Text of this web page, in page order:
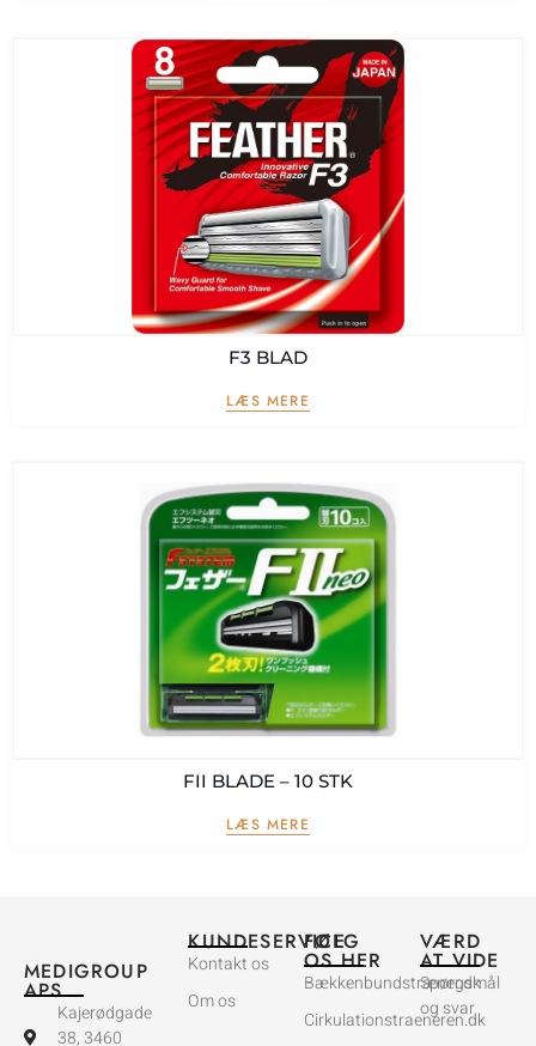
F3 BLAD
LÆS MERE
FII BLADE – 10 STK
LÆS MERE
MEDIGROUP
APS
Kajerødgade
38, 3460
KUNDESERVICE
Kontakt os
Om os
FØLG
OS HER
Bækkenbundstræner.dk
Cirkulationstraeneren.dk
VÆRD
AT VIDE
Spørgsmål
og svar